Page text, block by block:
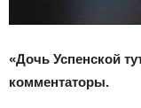
«Дочь Успенской
комментаторы.